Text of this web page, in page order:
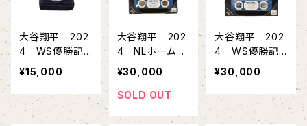
大谷翔平 202
4 WS優勝記
念グッズ ゴー
ルドコイン
¥15,000
大谷翔平 202
4 NLホームラ
ン王記念グッ
ズ ダブルコイ
ンフォトミント
¥30,000
SOLD OUT
大谷翔平 202
4 WS優勝記
念グッズ ダブ
ルコインフォトミ
ント
¥30,000